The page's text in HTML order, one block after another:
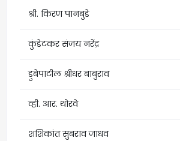
श्री. किरण पानबुडे
कुंडेटकर संजय नरेंद्र
डुबेपाटील श्रीधर बाबुराव
व्ही. आर. थोरवे
शशिकांत सुबराव जाधव